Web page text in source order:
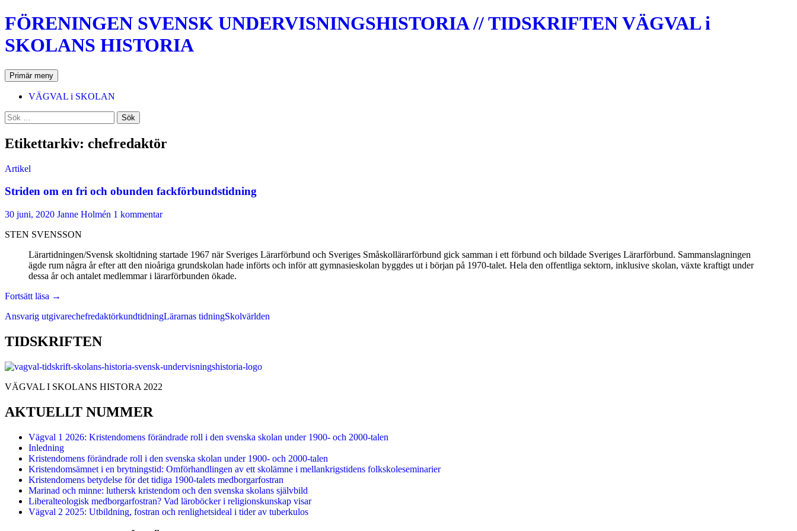
Hoppa
till
innehåll
FÖRENINGEN SVENSK UNDERVISNINGSHISTORIA // TIDSKRIFTEN VÄGVAL i
SKOLANS HISTORIA
SökPrimär meny
VÄGVAL i SKOLAN
Sök
efter:
Etikettarkiv: chefredaktör
Artikel
Striden om en fri och obunden fackförbundstidning
30 juni, 2020 Janne Holmén 1 kommentar
STEN SVENSSON
Lärartidningen/Svensk skoltidning startade 1967 när Sveriges Lärarförbund och Sveriges Småskollärarförbund gick samman i ett förbund och bildade Sveriges Lärarförbund. Sammanslagningen
ägde rum några år efter att den nioåriga grundskolan hade införts och inför att gymnasieskolan byggdes ut i början på 1970-talet. Hela den offentliga sektorn, inklusive skolan, växte kraftigt under
dessa år och antalet medlemmar i lärarförbunden ökade.
Fortsätt läsa Striden
en
och
obunden
→
Ansvarig utgivarechefredaktörkundtidningLärarnas tidningSkolvärlden
TIDSKRIFTEN
VÄGVAL I SKOLANS HISTORA 2022
AKTUELLT NUMMER
Vägval 1 2026: Kristendomens förändrade roll i den svenska skolan under 1900- och 2000-talen
Inledning
Kristendomens förändrade roll i den svenska skolan under 1900- och 2000-talen
Kristendomsämnet i en brytningstid: Omförhandlingen av ett skolämne i mellankrigstidens folkskoleseminarier
Kristendomens betydelse för det tidiga 1900-talets medborgarfostran
Marinad och minne: luthersk kristendom och den svenska skolans självbild
Liberalteologisk medborgarfostran? Vad läroböcker i religionskunskap visar
Vägval 2 2025: Utbildning, fostran och renlighetsideal i tider av tuberkulos